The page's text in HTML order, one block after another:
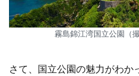
霧島錦江湾国立公園（
さて、国立公園の魅力がわ